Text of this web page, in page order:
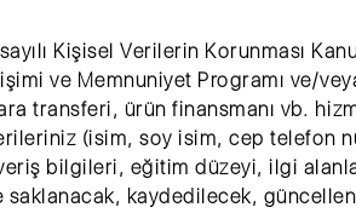
Kişisel Verilerin Korunması
ve Memnuniyet Programı ve/
transferi, ürün finansmanı vb.
(isim, soy isim, cep telefon
bilgileri, eğitim düzeyi, ilgi
kaydedilecek,